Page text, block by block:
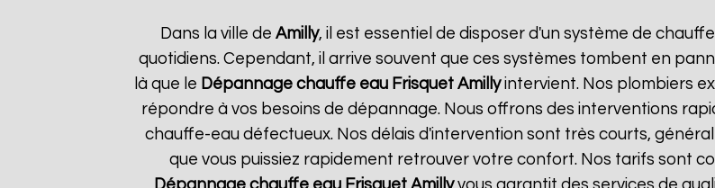
Dans la ville de Amilly, il est essentiel de disposer d'un système de
quotidiens. Cependant, il arrive souvent que ces systèmes tombent en
là que le Dépannage chauffe eau Frisquet Amillyintervient. Nos plombiers
répondre à vos besoins de dépannage. Nous offrons des interventions
chauffe-eau défectueux. Nos délais d'intervention sont très courts,
que vous puissiez rapidement retrouver votre confort. Nos tarifs sont